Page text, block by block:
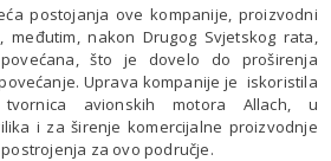
postojanja ove kompanije, proizvodni
nakon Drugog Svjetskog rata,
što je dovelo do proširenja
Uprava kompanije je iskoristila
tvornica avionskih motora Allach, u
i za širenje komercijalne proizvodnje
za ovo područje.